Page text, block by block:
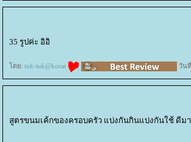
35 รูปค่ะ อิอิ
ดย: tuk-tuk@korat วัน
สูตรขนมเค้กของครอบครัว แบ่งกันกินแบ่งกันใช้ ดีม